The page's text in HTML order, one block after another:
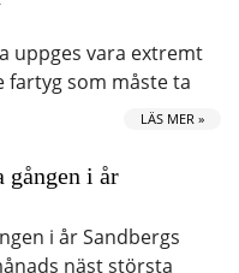
uppges vara extremt
fartyg som måste ta
LÄS MER »
gången i år
i år Sandbergs
näst största